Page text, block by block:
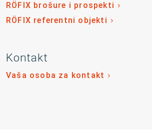
RÖFIX brošure i prospekti
RÖFIX referentni objekti
Kontakt
Vaša osoba za kontakt